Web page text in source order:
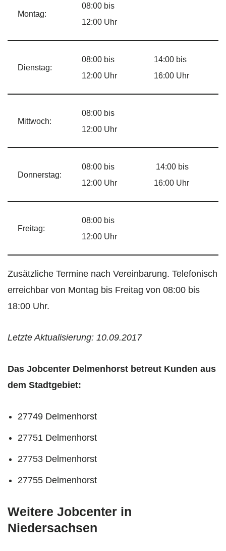
Montag:
08:00 bis
12:00 Uhr
Dienstag:
08:00 bis
12:00 Uhr
14:00 bis
16:00 Uhr
Mittwoch:
08:00 bis
12:00 Uhr
Donnerstag:
08:00 bis
12:00 Uhr
14:00 bis
16:00 Uhr
Freitag:
08:00 bis
12:00 Uhr
Zusätzliche Termine nach Vereinbarung. Telefonisch
erreichbar von Montag bis Freitag von 08:00 bis
18:00 Uhr.
Letzte Aktualisierung: 10.09.2017
Das Jobcenter Delmenhorst betreut Kunden aus
dem Stadtgebiet:
27749 Delmenhorst
27751 Delmenhorst
27753 Delmenhorst
27755 Delmenhorst
Weitere Jobcenter in
Niedersachsen